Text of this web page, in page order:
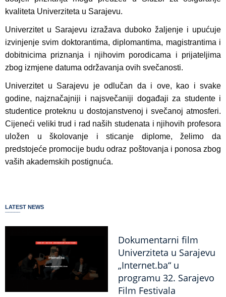
kvaliteta Univerziteta u Sarajevu.
Univerzitet u Sarajevu izražava duboko žaljenje i upućuje
izvinjenje svim doktorantima, diplomantima, magistrantima i
dobitnicima priznanja i njihovim porodicama i prijateljima
zbog izmjene datuma održavanja ovih svečanosti.
Univerzitet u Sarajevu je odlučan da i ove, kao i svake
godine, najznačajniji i najsvečaniji događaji za studente i
studentice proteknu u dostojanstvenoj i svečanoj atmosferi.
Cijeneći veliki trud i rad naših studenata i njihovih profesora
uložen u školovanje i sticanje diplome, želimo da
predstojeće promocije budu odraz poštovanja i ponosa zbog
vaših akademskih postignuća.
LATEST NEWS
Dokumentarni film
Univerziteta u Sarajevu
„Internet.ba“ u
programu 32. Sarajevo
Film Festivala